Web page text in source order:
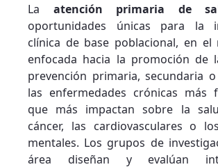
La atención primaria de
oportunidades únicas para la
clínica de base poblacional, en el
enfocada hacia la promoción de
prevención primaria, secundaria
las enfermedades crónicas más
que más impactan sobre la
cáncer, las cardiovasculares o
mentales. Los grupos de
área diseñan y evalúan